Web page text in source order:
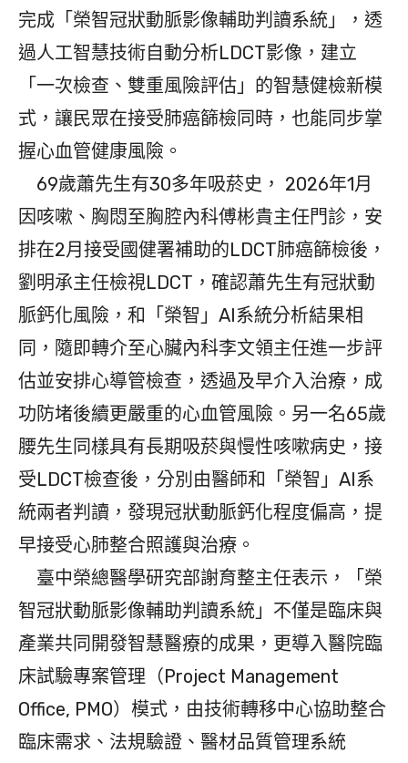
完成「榮智冠狀動脈影像輔助判讀系統」，透
過人工智慧技術自動分析LDCT影像，建立
「一次檢查、雙重風險評估」的智慧健檢新模
式，讓民眾在接受肺癌篩檢同時，也能同步掌
握心血管健康風險。
69歲蕭先生有30多年吸菸史， 2026年1月
因咳嗽、胸悶至胸腔內科傅彬貴主任門診，安
排在2月接受國健署補助的LDCT肺癌篩檢後，
劉明承主任檢視LDCT，確認蕭先生有冠狀動
脈鈣化風險，和「榮智」AI系統分析結果相
同，隨即轉介至心臟內科李文領主任進一步評
估並安排心導管檢查，透過及早介入治療，成
功防堵後續更嚴重的心血管風險。另一名65歲
腰先生同樣具有長期吸菸與慢性咳嗽病史，接
受LDCT檢查後，分別由醫師和「榮智」AI系
統兩者判讀，發現冠狀動脈鈣化程度偏高，提
早接受心肺整合照護與治療。
臺中榮總醫學研究部謝育整主任表示，「榮
智冠狀動脈影像輔助判讀系統」不僅是臨床與
產業共同開發智慧醫療的成果，更導入醫院臨
床試驗專案管理（Project Management
Office, PMO）模式，由技術轉移中心協助整合
臨床需求、法規驗證、醫材品質管理系統